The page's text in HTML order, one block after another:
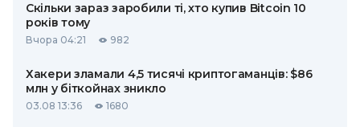
Скільки зараз заробили ті, хто купив Bitcoin 10
років тому
Вчора 04:21 982
Хакери зламали 4,5 тисячі криптогаманців: $86
млн у біткойнах зникло
03.08 13:36 1680